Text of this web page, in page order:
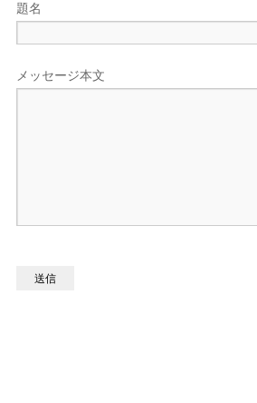
題名
メッセージ本文